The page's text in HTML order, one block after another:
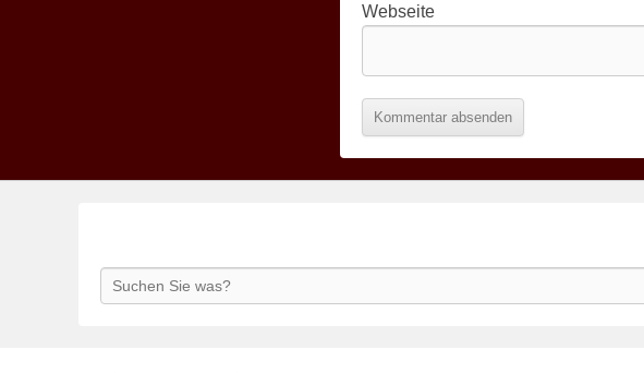
Webseite
Search